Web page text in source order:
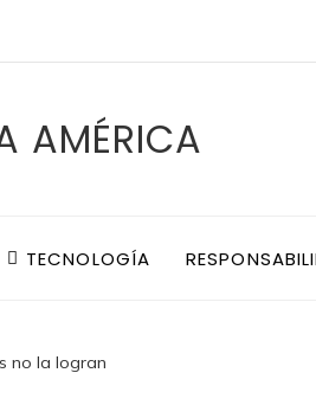
AMÉRICA
TECNOLOGÍA
no la logran